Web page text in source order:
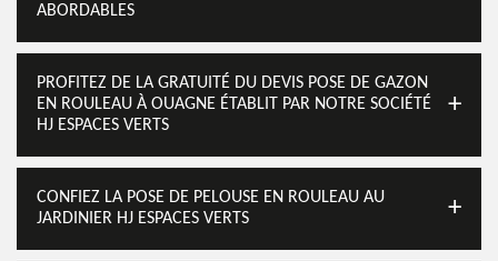
ABORDABLES
PROFITEZ DE LA GRATUITÉ DU DEVIS POSE DE GAZON
EN ROULEAU À OUAGNE ÉTABLIT PAR NOTRE SOCIÉTÉ
HJ ESPACES VERTS
CONFIEZ LA POSE DE PELOUSE EN ROULEAU AU
JARDINIER HJ ESPACES VERTS